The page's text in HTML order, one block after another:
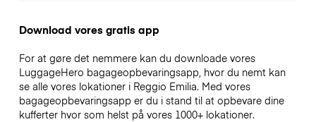
Download vores gratis app
For at gøre det nemmere kan du downloade vores
LuggageHero bagageopbevaringsapp, hvor du nemt kan
se alle vores lokationer i Reggio Emilia. Med vores
bagageopbevaringsapp er du i stand til at opbevare dine
kufferter hvor som helst på vores 1000+ lokationer.